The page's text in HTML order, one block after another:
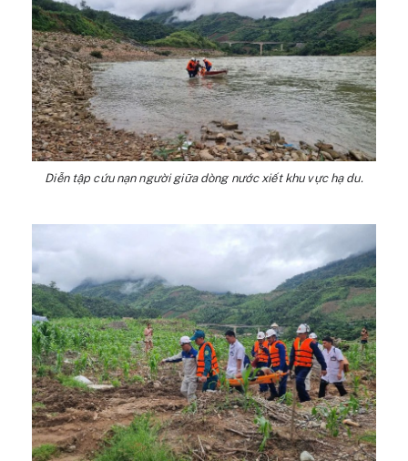
Diễn tập cứu nạn người giữa dòng nước xiết khu vực hạ du.